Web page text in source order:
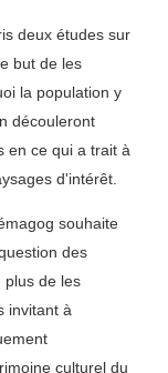
deux études sur
but de les
la population y
découleront
en ce qui a trait à
d'intérêt.
souhaite
des
plus de les
invitant à
culturel du